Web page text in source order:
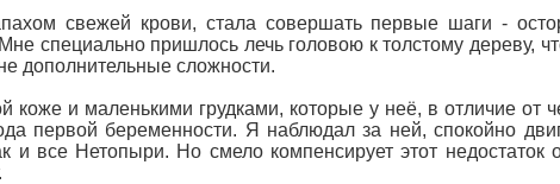
свежей крови, стала совершать первые шаги -
специально пришлось лечь головою к толстому дереву,
дополнительные сложности.
коже и маленькими грудками, которые у неё, в отличие от
первой беременности. Я наблюдал за ней, спокойно
и все Нетопыри. Но смело компенсирует этот